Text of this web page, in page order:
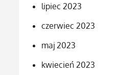
lipiec 2023
czerwiec 2023
maj 2023
kwiecień 2023